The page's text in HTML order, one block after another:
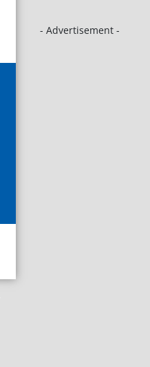
- Advertisement -